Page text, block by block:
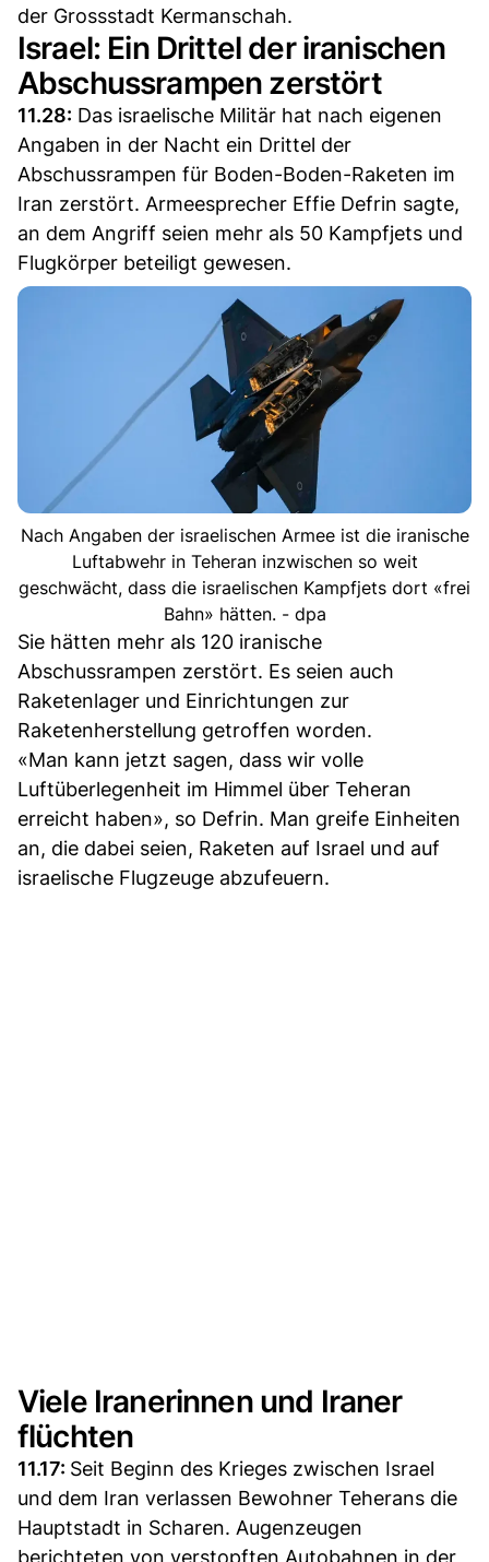
der Grossstadt Kermanschah.
Israel: Ein Drittel der iranischen
Abschussrampen zerstört
11.28: Das israelische Militär hat nach eigenen
Angaben in der Nacht ein Drittel der
Abschussrampen für Boden-Boden-Raketen im
Iran zerstört. Armeesprecher Effie Defrin sagte,
an dem Angriff seien mehr als 50 Kampfjets und
Flugkörper beteiligt gewesen.
Nach Angaben der israelischen Armee ist die iranische
Luftabwehr in Teheran inzwischen so weit
geschwächt, dass die israelischen Kampfjets dort «frei
Bahn» hätten. - dpa
Sie hätten mehr als 120 iranische
Abschussrampen zerstört. Es seien auch
Raketenlager und Einrichtungen zur
Raketenherstellung getroffen worden.
«Man kann jetzt sagen, dass wir volle
Luftüberlegenheit im Himmel über Teheran
erreicht haben», so Defrin. Man greife Einheiten
an, die dabei seien, Raketen auf Israel und auf
israelische Flugzeuge abzufeuern.
Viele Iranerinnen und Iraner
flüchten
11.17: Seit Beginn des Krieges zwischen Israel
und dem Iran verlassen Bewohner Teherans die
Hauptstadt in Scharen. Augenzeugen
berichteten von verstopften Autobahnen in der